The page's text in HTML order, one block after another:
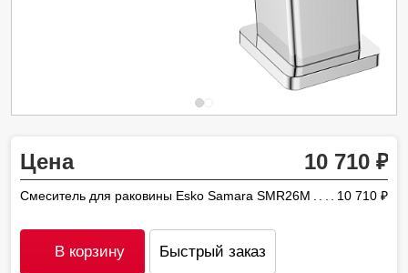
Цена 10 710
Смеситель для раковины Esko Samara SMR26M 10 710
В корзину Быстрый заказ